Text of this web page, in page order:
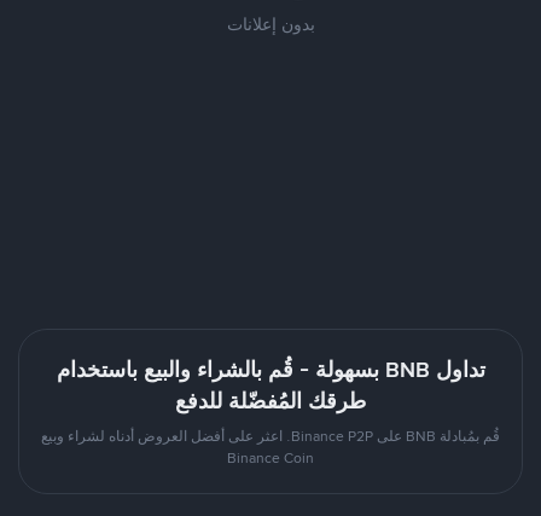
بدون إعلانات
تداول BNB بسهولة - قُم بالشراء والبيع باستخدام
طرقك المُفضّلة للدفع
قُم بمُبادلة BNB على Binance P2P. اعثر على أفضل العروض أدناه لشراء وبيع
Binance Coin